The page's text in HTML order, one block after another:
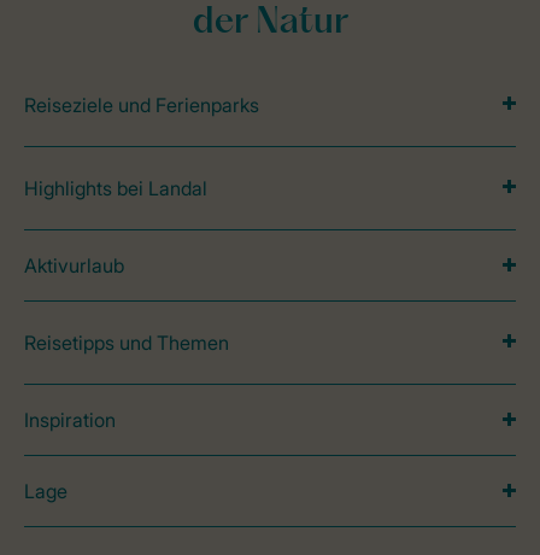
der Natur
Reiseziele und Ferienparks
Highlights bei Landal
Aktivurlaub
Reisetipps und Themen
Inspiration
Lage